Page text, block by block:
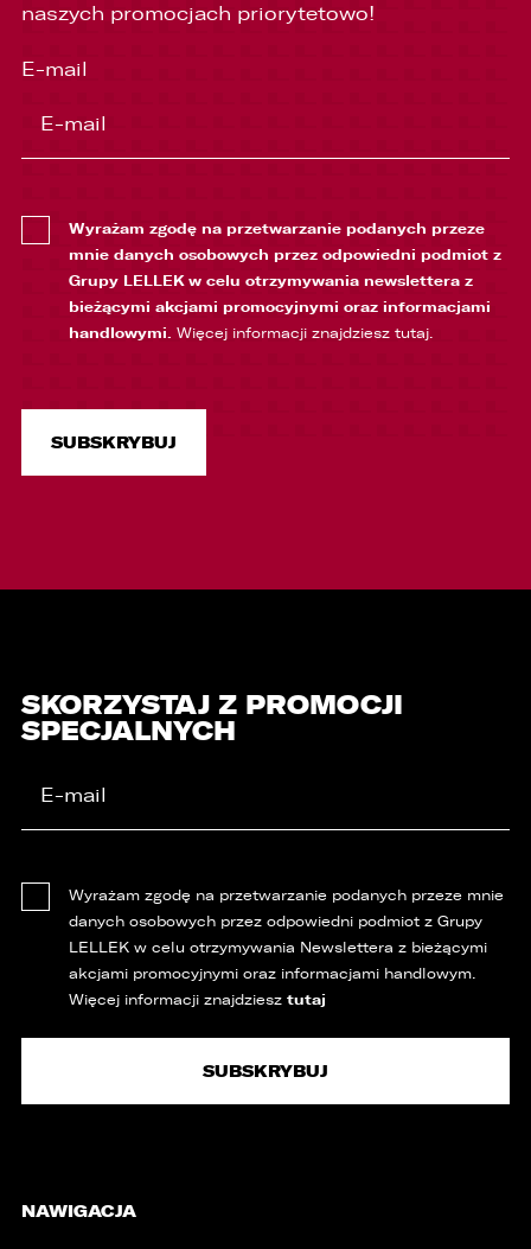
naszych promocjach priorytetowo!
E-mail
Wyrażam zgodę na przetwarzanie podanych przeze
mnie danych osobowych przez odpowiedni podmiot z
Grupy LELLEK w celu otrzymywania newslettera z
bieżącymi akcjami promocyjnymi oraz informacjami
handlowymi.
Więcej informacji znajdziesz tutaj.
SKORZYSTAJ Z PROMOCJI
SPECJALNYCH
Wyrażam zgodę na przetwarzanie podanych przeze mnie
danych osobowych przez odpowiedni podmiot z Grupy
LELLEK w celu otrzymywania Newslettera z bieżącymi
akcjami promocyjnymi oraz informacjami handlowym.
Więcej informacji znajdziesz tutaj
NAWIGACJA